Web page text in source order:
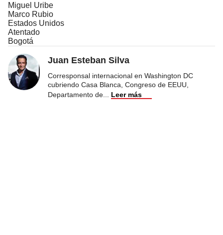
Miguel Uribe
Marco Rubio
Estados Unidos
Atentado
Bogotá
Juan Esteban Silva
Corresponsal internacional en Washington DC
cubriendo Casa Blanca, Congreso de EEUU,
Departamento de
Leer más